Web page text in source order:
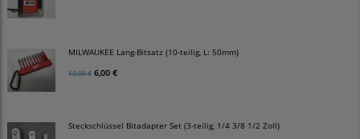
MILWAUKEE Lang-Bitsatz (10-teilig, L: 50mm)
10,00 € 6,00 €
Steckschlüssel Bitadapter Set (3-teilig, 1/4 3/8 1/2 Zoll)